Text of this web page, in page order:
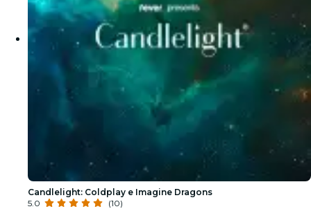
Candlelight: Coldplay e Imagine Dragons
5.0
(10)